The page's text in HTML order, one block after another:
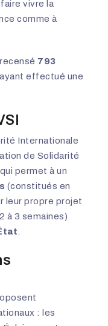
vivre la
comme à
793
ayant effectué une
Internationale
de Solidarité
permet à un
(constitués en
leur propre projet
à 3 semaines)
: les